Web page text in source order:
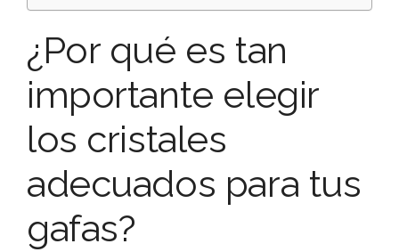
¿Por qué es tan
importante elegir
los cristales
adecuados para tus
gafas?